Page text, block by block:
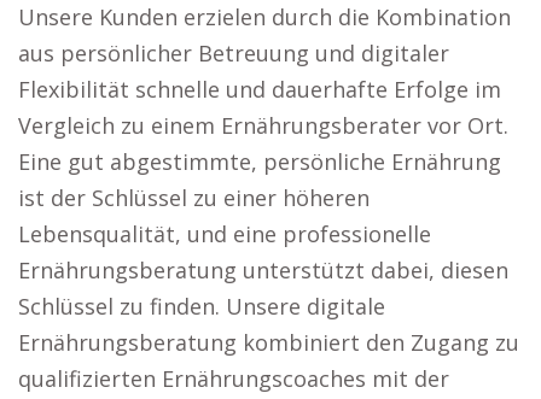
Unsere Kunden erzielen durch die Kombination
aus persönlicher Betreuung und digitaler
Flexibilität schnelle und dauerhafte Erfolge im
Vergleich zu einem Ernährungsberater vor Ort.
Eine gut abgestimmte, persönliche Ernährung
ist der Schlüssel zu einer höheren
Lebensqualität, und eine professionelle
Ernährungsberatung unterstützt dabei, diesen
Schlüssel zu finden. Unsere digitale
Ernährungsberatung kombiniert den Zugang zu
qualifizierten Ernährungscoaches mit der